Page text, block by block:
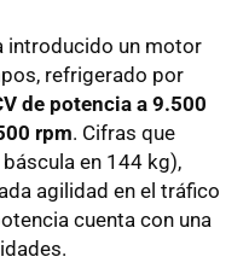
introducido un motor
refrigerado por
de potencia a 9.500
rpm. Cifras que
en 144 kg),
agilidad en el tráfico
cuenta con una